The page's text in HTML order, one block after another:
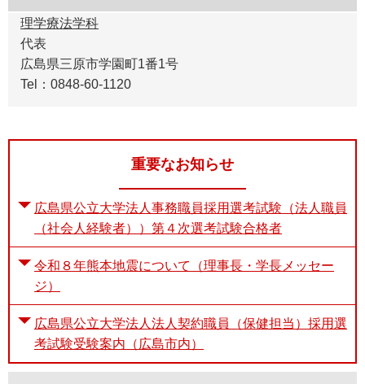
理学療法学科
代表
広島県三原市学園町1番1号
Tel：0848-60-1120
重要なお知らせ
広島県公立大学法人事務職員採用選考試験（法人職員
（社会人経験者））第４次選考試験合格者
令和８年熊本地震について（理事長・学長メッセー
ジ）
広島県公立大学法人法人契約職員（保健担当）採用選
考試験受験案内（広島市内）